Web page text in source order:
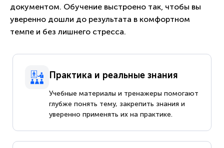
документом. Обучение выстроено так, чтобы вы
уверенно дошли до результата в комфортном
темпе и без лишнего стресса.
Практика и реальные знания
Учебные материалы и тренажеры помогают
глубже понять тему, закрепить знания и
уверенно применять их на практике.